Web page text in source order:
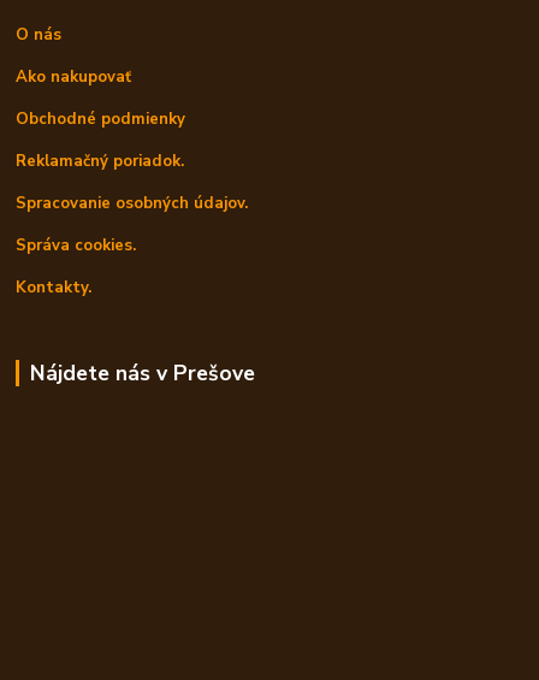
O nás
Ako nakupovať
Obchodné podmienky
Reklamačný poriadok.
Spracovanie osobných údajov.
Správa cookies.
Kontakty.
Nájdete nás v Prešove